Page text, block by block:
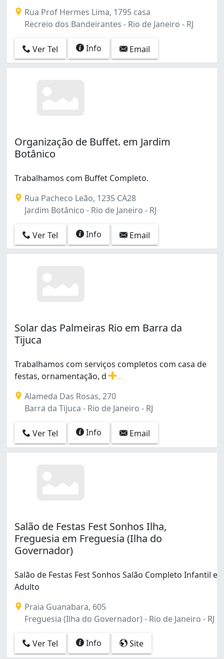
Rua Prof Hermes Lima, 1795 casa
Recreio dos Bandeirantes - Rio de Janeiro - RJ
Ver Tel Info Email
Organização de Buffet. em Jardim
Botânico
Trabalhamos com Buffet Completo.
Rua Pacheco Leão, 1235 CA28
Jardim Botânico - Rio de Janeiro - RJ
Ver Tel Info Email
Solar das Palmeiras Rio em Barra da
Tijuca
Trabalhamos com serviços completos com casa de
festas, ornamentação, d
Alameda Das Rosas, 270
Barra da Tijuca - Rio de Janeiro - RJ
Ver Tel Info Email
Salão de Festas Fest Sonhos Ilha,
Freguesia em Freguesia (Ilha do
Governador)
Salão de Festas Fest Sonhos Salão Completo Infantil e
Adulto
Praia Guanabara, 605
Freguesia (Ilha do Governador) - Rio de Janeiro - RJ
Ver Tel Info Site